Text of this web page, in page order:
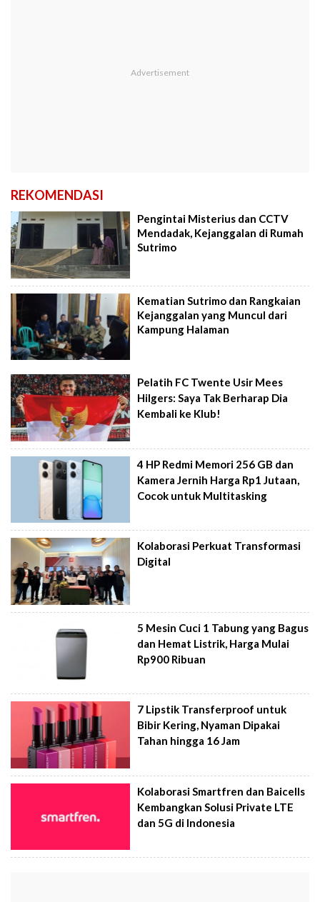
REKOMENDASI
Pengintai Misterius dan CCTV
Mendadak, Kejanggalan di Rumah
Sutrimo
Kematian Sutrimo dan Rangkaian
Kejanggalan yang Muncul dari
Kampung Halaman
Pelatih FC Twente Usir Mees
Hilgers: Saya Tak Berharap Dia
Kembali ke Klub!
4 HP Redmi Memori 256 GB dan
Kamera Jernih Harga Rp1 Jutaan,
Cocok untuk Multitasking
Kolaborasi Perkuat Transformasi
Digital
5 Mesin Cuci 1 Tabung yang Bagus
dan Hemat Listrik, Harga Mulai
Rp900 Ribuan
7 Lipstik Transferproof untuk
Bibir Kering, Nyaman Dipakai
Tahan hingga 16 Jam
Kolaborasi Smartfren dan Baicells
Kembangkan Solusi Private LTE
dan 5G di Indonesia